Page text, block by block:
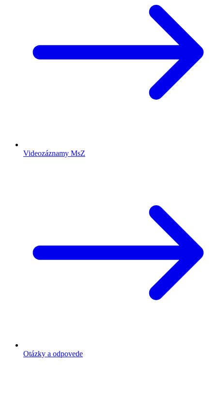
Videozáznamy MsZ
Otázky a odpovede